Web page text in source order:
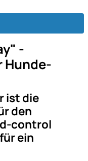
-
Hunde-
ist die
den
control
ein